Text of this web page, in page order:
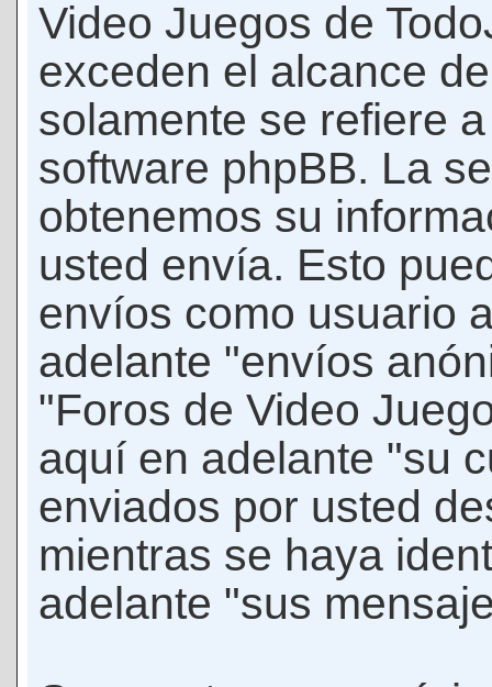
Video Juegos de
exceden el alcance
solamente se refiere
software phpBB. La
obtenemos su
usted envía. Esto
envíos como usuario
adelante "envíos
"Foros de Video
aquí en adelante "su
enviados por usted
mientras se haya
adelante "sus